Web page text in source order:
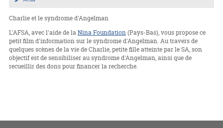
Charlie et le syndrome d'Angelman
L'AFSA, avec l'aide de laNina Foundation(Pays-Bas), vous propose ce
petit film d'information sur le syndrome d'Angelman. Au travers de
quelques scènes de la vie de Charlie, petite fille atteinte par le SA, son
objectif est de sensibiliser au syndrome d'Angelman, ainsi que de
recueillir des dons pour financer la recherche.